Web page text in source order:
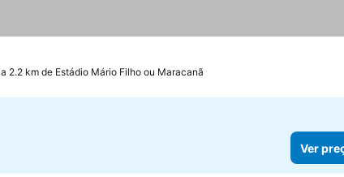
a 2.2 km de Estádio Mário Filho ou Maracanã
Ver